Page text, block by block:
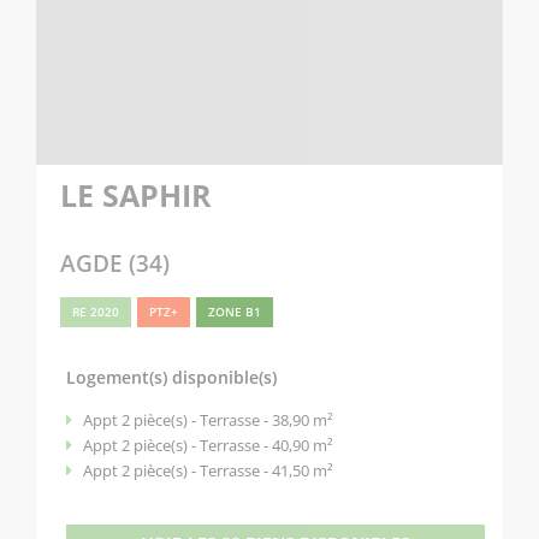
LE SAPHIR
AGDE (34)
RE 2020 PTZ+ ZONE B1
Logement(s) disponible(s)
Appt 2 pièce(s) - Terrasse - 38,90 m²
Appt 2 pièce(s) - Terrasse - 40,90 m²
Appt 2 pièce(s) - Terrasse - 41,50 m²